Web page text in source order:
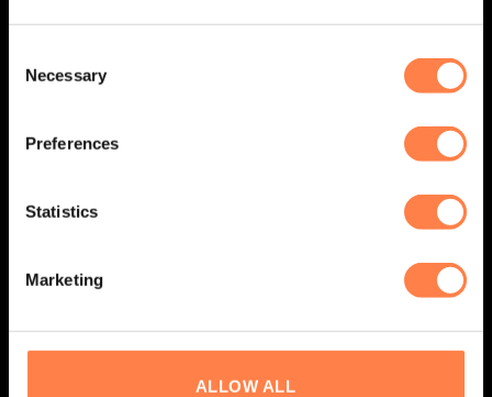
Selection
Necessary
Preferences
Statistics
Marketing
ALLOW ALL
KLANTENSERVICE
Algemene voorwaarden